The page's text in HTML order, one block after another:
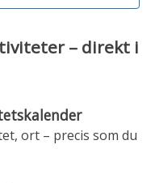
– direkt i
ort – precis som du